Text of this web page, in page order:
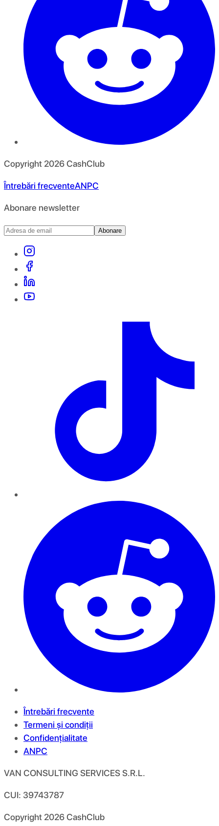
Copyright 2026CashClub
Întrebări frecventeANPC
Abonare newsletter
Abonare
Întrebări frecvente
Termeni și condiții
Confidențialitate
ANPC
VAN CONSULTING SERVICES S.R.L.
CUI: 39743787
Copyright 2026CashClub